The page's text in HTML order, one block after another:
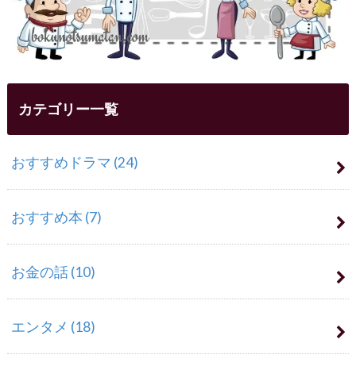
カテゴリー一覧
おすすめドラマ (24)
おすすめ本 (7)
お金の話(10)
エンタメ (18)